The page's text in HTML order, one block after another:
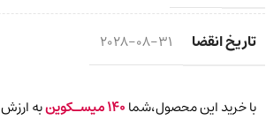
تاریخ انقضا 2028-08-31
با خرید این محصول،شما140میسـکوینبه ارزش